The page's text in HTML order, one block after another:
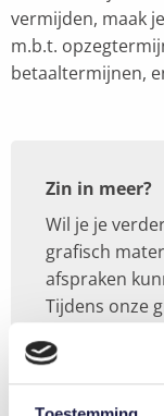
vermijden, maak
m.b.t.
betaaltermijnen,
Zin in meer?
Wil je je
grafisch
afspraken
Tijdens onze
aan bod: